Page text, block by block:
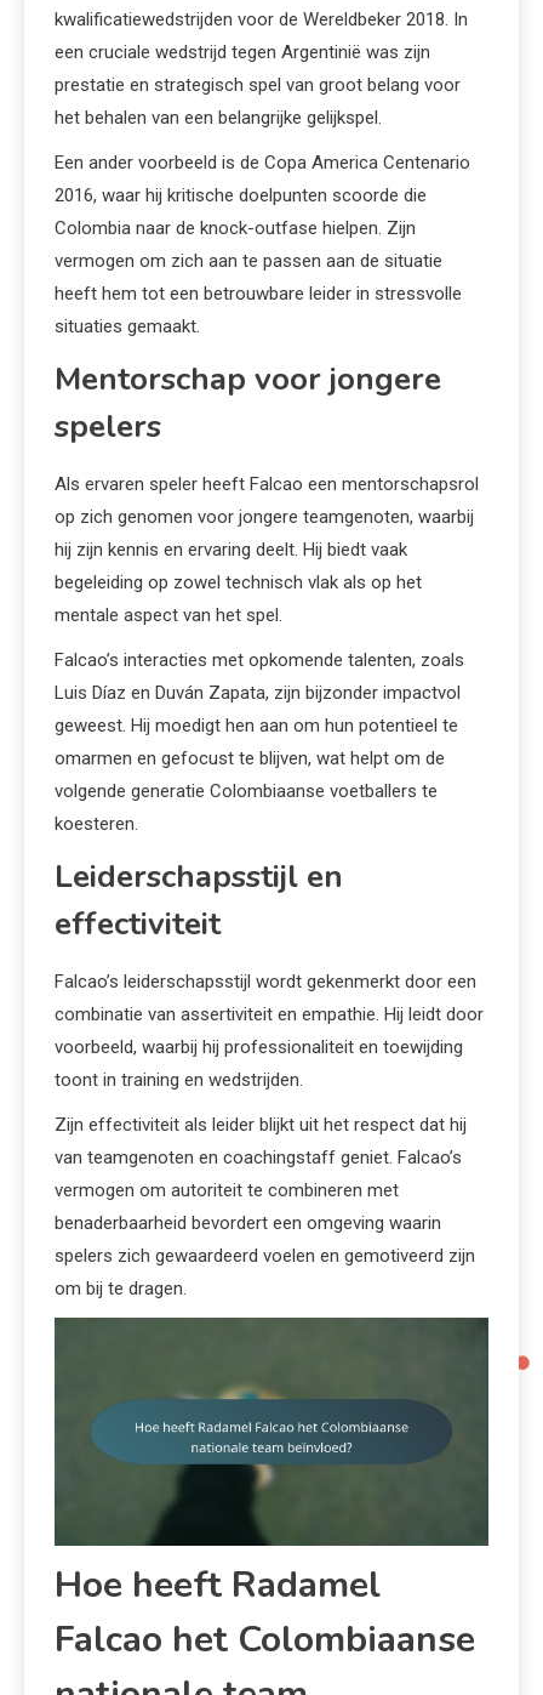
kwalificatiewedstrijden voor de Wereldbeker 2018. In
een cruciale wedstrijd tegen Argentinië was zijn
prestatie en strategisch spel van groot belang voor
het behalen van een belangrijke gelijkspel.
Een ander voorbeeld is de Copa America Centenario
2016, waar hij kritische doelpunten scoorde die
Colombia naar de knock-outfase hielpen. Zijn
vermogen om zich aan te passen aan de situatie
heeft hem tot een betrouwbare leider in stressvolle
situaties gemaakt.
Mentorschap voor jongere
spelers
Als ervaren speler heeft Falcao een mentorschapsrol
op zich genomen voor jongere teamgenoten, waarbij
hij zijn kennis en ervaring deelt. Hij biedt vaak
begeleiding op zowel technisch vlak als op het
mentale aspect van het spel.
Falcao’s interacties met opkomende talenten, zoals
Luis Díaz en Duván Zapata, zijn bijzonder impactvol
geweest. Hij moedigt hen aan om hun potentieel te
omarmen en gefocust te blijven, wat helpt om de
volgende generatie Colombiaanse voetballers te
koesteren.
Leiderschapsstijl en
effectiviteit
Falcao’s leiderschapsstijl wordt gekenmerkt door een
combinatie van assertiviteit en empathie. Hij leidt door
voorbeeld, waarbij hij professionaliteit en toewijding
toont in training en wedstrijden.
Zijn effectiviteit als leider blijkt uit het respect dat hij
van teamgenoten en coachingstaff geniet. Falcao’s
vermogen om autoriteit te combineren met
benaderbaarheid bevordert een omgeving waarin
spelers zich gewaardeerd voelen en gemotiveerd zijn
om bij te dragen.
Hoe heeft Radamel
Falcao het Colombiaanse